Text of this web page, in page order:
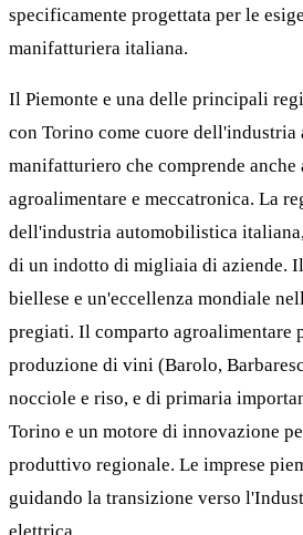
specificamente progettata per le
manifatturiera italiana.
Il Piemonte e una delle principali
con Torino come cuore dell'industria
manifatturiero che comprende anche
agroalimentare e meccatronica. La
dell'industria automobilistica
di un indotto di migliaia di aziende.
biellese e un'eccellenza mondiale
pregiati. Il comparto agroalimentare
produzione di vini (Barolo,
nocciole e riso, e di primaria
Torino e un motore di innovazione
produttivo regionale. Le imprese
guidando la transizione verso